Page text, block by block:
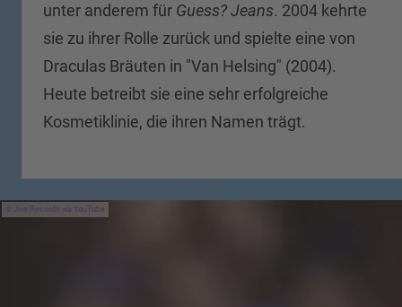
unter anderem für Guess? Jeans. 2004 kehrte
sie zu ihrer Rolle zurück und spielte eine von
Draculas Bräuten in "Van Helsing" (2004).
Heute betreibt sie eine sehr erfolgreiche
Kosmetiklinie, die ihren Namen trägt.
Jive Records via YouTube